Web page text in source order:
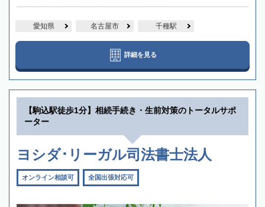
愛知県 名古屋市 千種駅
詳細を見る
【駒込駅徒歩1分】相続手続き・生前対策のトータルサポ
ーター
ヨシダ･リーガル司法書士法人
オンライン相談可 全国出張対応可